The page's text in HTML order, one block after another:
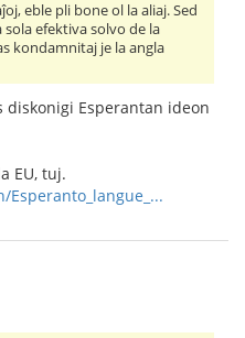
eble pli bone ol la aliaj. Sed
sola efektiva solvo de la
kondamnitaj je la angla
diskonigi Esperantan ideon
EU, tuj.